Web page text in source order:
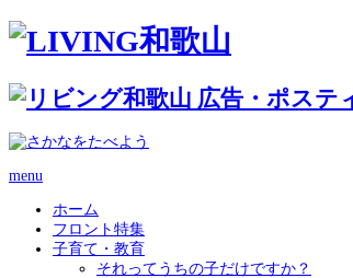
menu
ホーム
フロント特集
子育て・教育
それってうちの子だけですか？